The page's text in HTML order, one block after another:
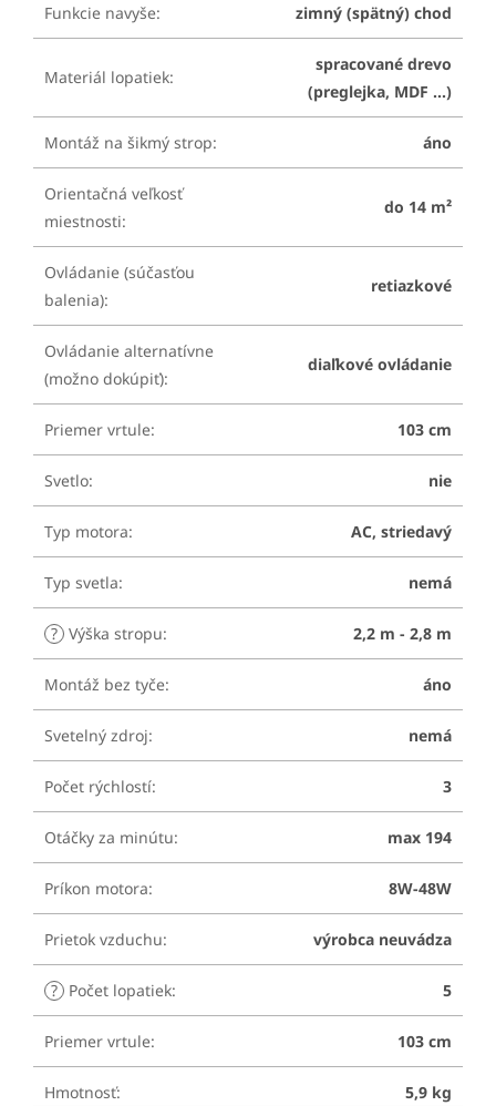
Funkcie navyše: zimný (spätný) chod
Materiál lopatiek:
spracované drevo
(preglejka, MDF ...)
Montáž na šikmý strop: áno
Orientačná veľkosť
miestnosti:
do 14 m²
Ovládanie (súčasťou
balenia):
retiazkové
Ovládanie alternatívne
(možno dokúpiť):
diaľkové ovládanie
Priemer vrtule: 103 cm
Svetlo: nie
Typ motora: AC, striedavý
Typ svetla: nemá
? Výška stropu: 2,2 m - 2,8 m
Montáž bez tyče: áno
Svetelný zdroj: nemá
Počet rýchlostí: 3
Otáčky za minútu: max 194
Príkon motora: 8W-48W
Prietok vzduchu: výrobca neuvádza
? Počet lopatiek: 5
Priemer vrtule: 103 cm
Hmotnosť: 5,9 kg